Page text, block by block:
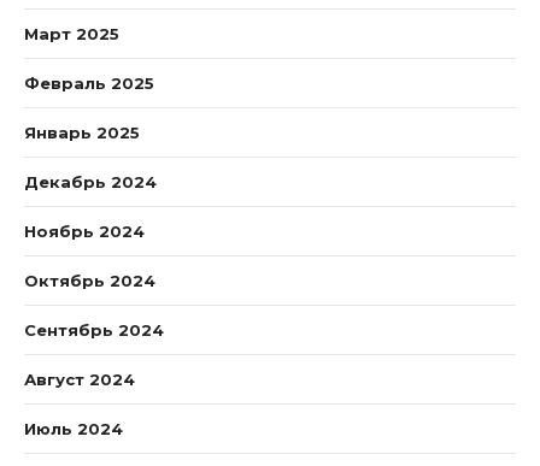
Март 2025
Февраль 2025
Январь 2025
Декабрь 2024
Ноябрь 2024
Октябрь 2024
Сентябрь 2024
Август 2024
Июль 2024